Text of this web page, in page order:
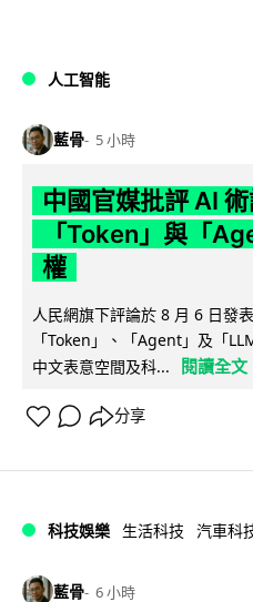
人工智能
藍骨 5 小時
中國官媒批評 AI
「Token」與「
權
人民網旗下評論於 8 月 6 日發
「Token」、「Agent」及「
中文表意空間及科...
閱讀全文
分享
科技娛樂 生活科技 汽車科
藍骨 6 小時